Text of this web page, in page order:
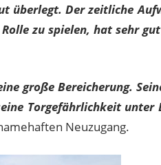
überlegt. Der zeitliche
zu spielen, hat sehr
große Bereicherung.
Torgefährlichkeit unter
Neuzugang.